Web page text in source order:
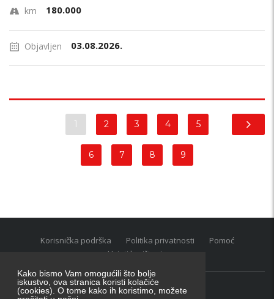
Kako bismo Vam omogućili što bolje
iskustvo, ova stranica koristi kolačiće
(cookies). O tome kako ih koristimo, možete
km 180.000
Objavljen 03.08.2026.
1 2 3 4 5
6 7 8 9
Korisnička podrška Politika privatnosti
Pomoć
Uvjeti korištenja
Oglasnik grupacija:posao.hr|oglasnik.hr|auti.hr